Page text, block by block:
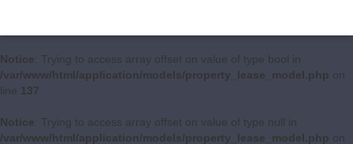
Notice: Trying to access array offset on value of type bool in
/var/www/html/application/models/property_lease_model.php on
line 137
Notice: Trying to access array offset on value of type null in
/var/www/html/application/models/property_lease_model.php on